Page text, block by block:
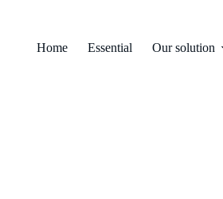
Home Essential Our solution